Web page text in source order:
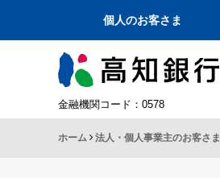
個人のお客さま
金融機関コード：0578
ホーム 法人・個人事業主のお客さま